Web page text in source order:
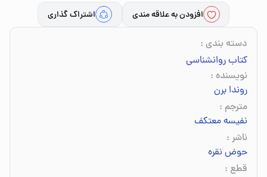
افزودن به علاقه مندی اشتراک گذاری
دسته بندی :
کتاب روانشناسی
نویسنده :
روندا برن
مترجم :
نفیسه معتکف
ناشر :
حوض نقره
قطع :